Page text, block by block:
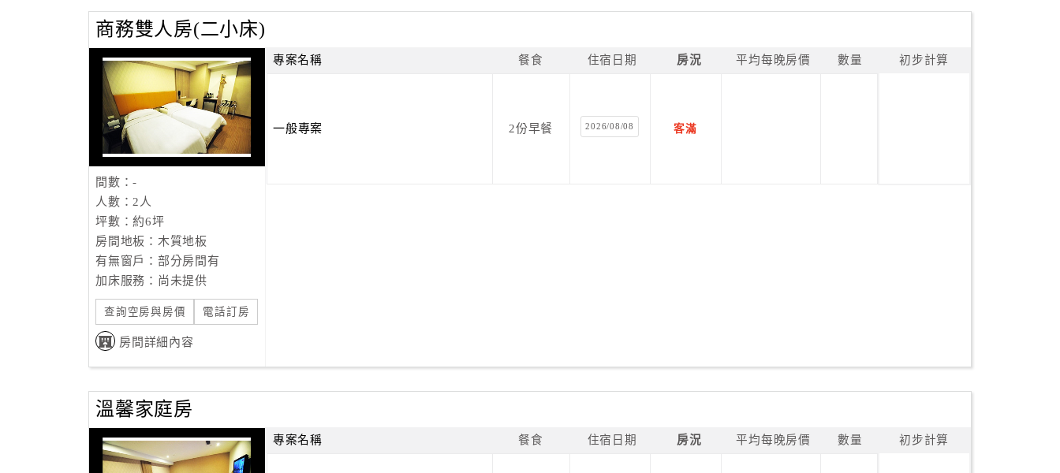
商務雙人房(二小床)
間數：-
人數：2人
坪數：約6坪
房間地板：木質地板
有無窗戶：部分房間有
加床服務：尚未提供
查詢空房與房價 電話訂房
房間詳細內容
專案名稱 餐食 住宿日期 房況 平均每晚房價 數量 初步計算
一般專案 2份早餐 2026/08/08 客滿
溫馨家庭房
專案名稱 餐食 住宿日期 房況 平均每晚房價 數量 初步計算